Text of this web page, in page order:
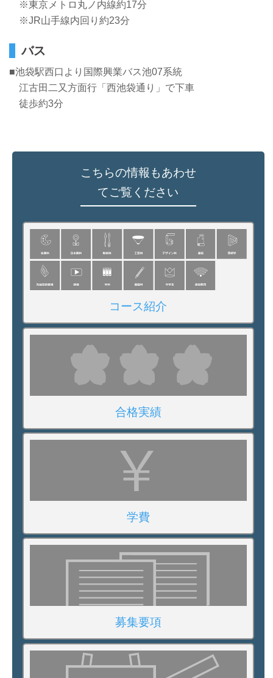
※東京メトロ丸ノ内線約17分
※JR山手線内回り約23分
バス
■池袋駅西口より国際興業バス池07系統
江古田二又方面行「西池袋通り」で下車
徒歩約3分
こちらの情報もあわせ
てご覧ください
コース紹介
合格実績
学費
募集要項